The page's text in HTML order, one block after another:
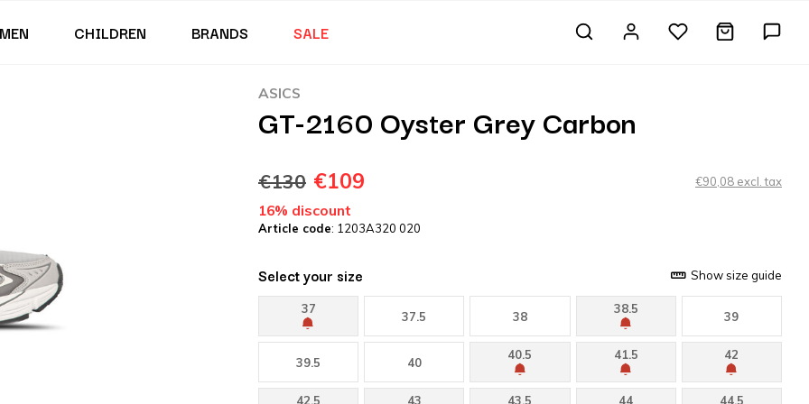
MEN CHILDREN BRANDS SALE
ASICS
GT-2160 Oyster Grey Carbon
€130 €109 €90,08 excl. tax
16% discount
Article code: 1203A320 020
Select your size Show size guide
37
37.5 38
38.5
39
39.5 40
40.5 41.5 42
42.5 43 43.5 44 44.5